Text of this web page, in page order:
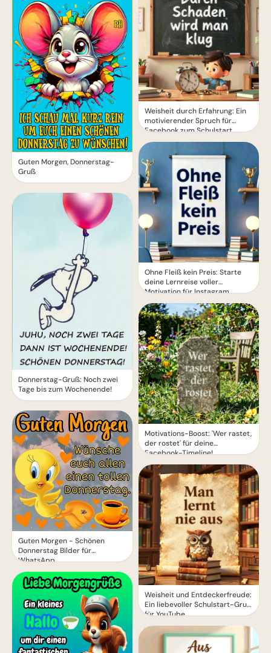
Guten Morgen, Donnerstag-
Gruß
Donnerstag-Gruß: Noch zwei
Tage bis zum Wochenende!
Guten Morgen - Schönen
Donnerstag Bilder für
WhatsApp
Weisheit durch Erfahrung: Ein
motivierender Spruch für
Facebook zum Schulstart.
Ohne Fleiß kein Preis: Starte
deine Lernreise voller
Motivation für Instagram
Motivations-Boost: 'Wer rastet,
der rostet' für deine
Facebook-Timeline!
Weisheit und Entdeckerfreude:
Ein liebevoller Schulstart-Gruß
für YouTube